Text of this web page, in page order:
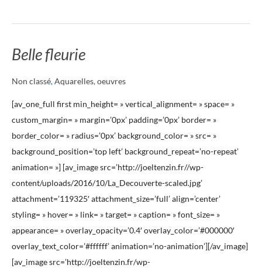
Belle fleurie
Non classé,Aquarelles,oeuvres
[av_one_full first min_height= » vertical_alignment= » space= »
custom_margin= » margin=’0px’ padding=’0px’ border= »
border_color= » radius=’0px’ background_color= » src= »
background_position=’top left’ background_repeat=’no-repeat’
animation= »] [av_image src=’http://joeltenzin.fr//wp-
content/uploads/2016/10/La_Decouverte-scaled.jpg’
attachment=’119325′ attachment_size=’full’ align=’center’
styling= » hover= » link= » target= » caption= » font_size= »
appearance= » overlay_opacity=’0.4′ overlay_color=’#000000′
overlay_text_color=’#ffffff’ animation=’no-animation’][/av_image]
[av_image src=’http://joeltenzin.fr/wp-
Belle